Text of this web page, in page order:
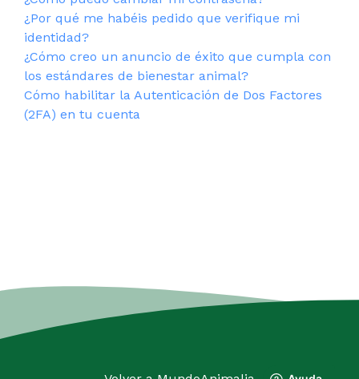
¿Por qué me habéis pedido que verifique mi
identidad?
¿Cómo creo un anuncio de éxito que cumpla con
los estándares de bienestar animal?
Cómo habilitar la Autenticación de Dos Factores
(2FA) en tu cuenta